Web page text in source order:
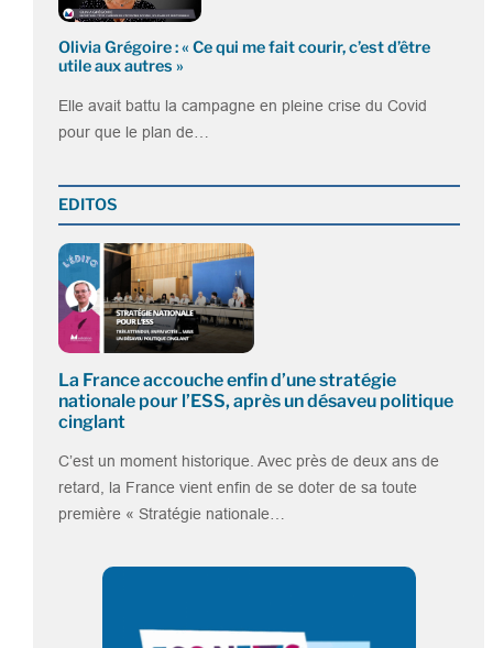
Olivia Grégoire : « Ce qui me fait courir, c’est d’être
utile aux autres »
Elle avait battu la campagne en pleine crise du Covid
pour que le plan de…
EDITOS
La France accouche enfin d’une stratégie
nationale pour l’ESS, après un désaveu politique
cinglant
C’est un moment historique. Avec près de deux ans de
retard, la France vient enfin de se doter de sa toute
première « Stratégie nationale…